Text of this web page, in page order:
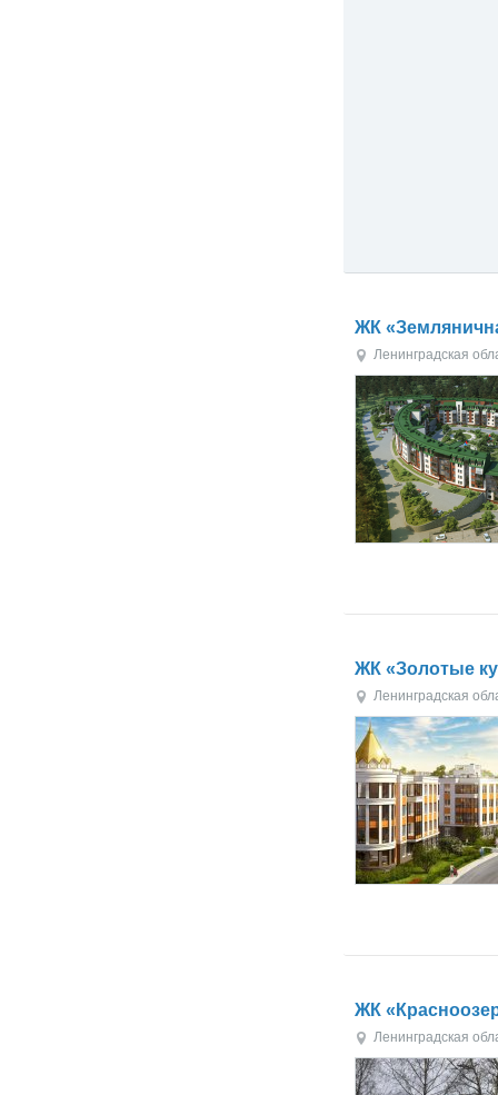
ЖК
Ленинградская
ЖК «Золотые
Ленинградская
ЖК
Ленинградская